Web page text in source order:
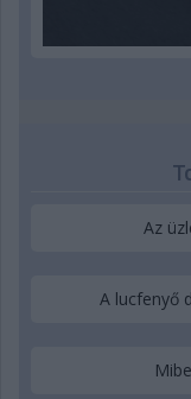
Az
A lucfenyő